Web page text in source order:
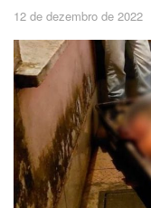
12 de dezembro de 2022